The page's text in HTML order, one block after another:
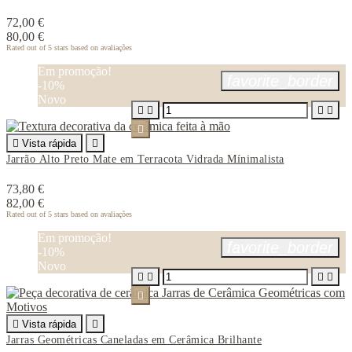
72,00 €
80,00 €
Rated out of 5 stars based on avaliações
Em promoção!
-10%
Novo
 Vista rápida

Jarrão Alto Preto Mate em Terracota Vidrada Mínimalista
73,80 €
82,00 €
Rated out of 5 stars based on avaliações
   

Em promoção!
-10%
Novo
 Vista rápida

Jarras Geométricas Caneladas em Cerâmica Brilhante
   
